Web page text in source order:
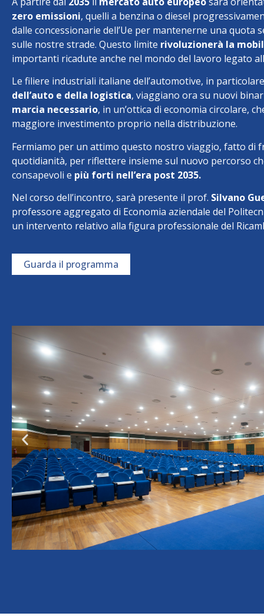
zero emissioni, quelli a benzina o diesel
dalle concessionarie dell’Ue per mantenerne una quota
sulle nostre strade. Questo limite rivoluzionerà la
importanti ricadute anche nel mondo del lavoro legato
Le filiere industriali italiane dell’automotive, in
dell’auto e della logistica, viaggiano ora su nuovi
marcia necessario, in un’ottica di economia circolare,
maggiore investimento proprio nella distribuzione.
Fermiamo per un attimo questo nostro viaggio, fatto di
quotidianità, per riflettere insieme sul nuovo percorso
consapevoli e più forti nell’era post 2035.
Nel corso dell’incontro, sarà presente il prof. Silvano
professore aggregato di Economia aziendale del
un intervento relativo alla figura professionale del
Guarda il programma